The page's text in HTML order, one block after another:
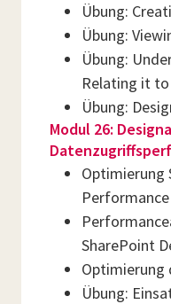
Übung:
Übung:
Übung:
Relating it
Übung:
Modul 26:
Optimierung
Performance
SharePoint
Optimierung
Übung: